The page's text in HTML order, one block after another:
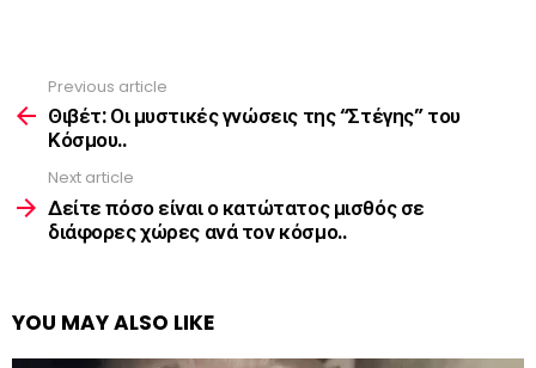
more
Previous article
Θιβέτ: Οι μυστικές γνώσεις της “Στέγης” του
Κόσμου..
Next article
Δείτε πόσο είναι ο κατώτατος μισθός σε
διάφορες χώρες ανά τον κόσμο..
YOU MAY ALSO LIKE